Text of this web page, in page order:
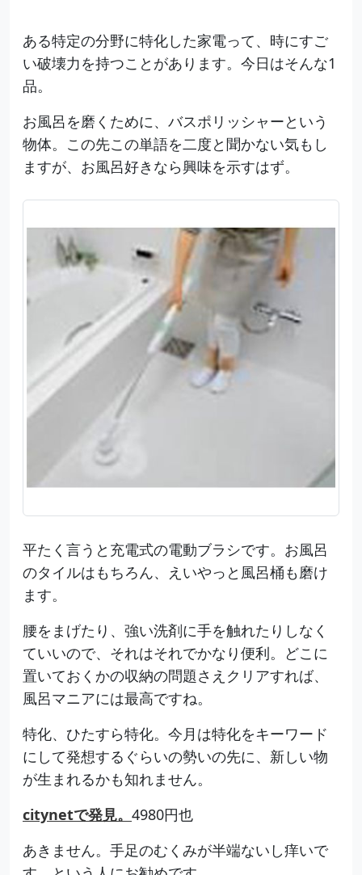
ある特定の分野に特化した家電って、時にすご
い破壊力を持つことがあります。今日はそんな1
品。
お風呂を磨くために、バスポリッシャーという
物体。この先この単語を二度と聞かない気もし
ますが、お風呂好きなら興味を示すはず。
平たく言うと充電式の電動ブラシです。お風呂
のタイルはもちろん、えいやっと風呂桶も磨け
ます。
腰をまげたり、強い洗剤に手を触れたりしなく
ていいので、それはそれでかなり便利。どこに
置いておくかの収納の問題さえクリアすれば、
風呂マニアには最高ですね。
特化、ひたすら特化。今月は特化をキーワード
にして発想するぐらいの勢いの先に、新しい物
が生まれるかも知れません。
citynetで発見。 4980円也
あきません。手足のむくみが半端ないし痒いで